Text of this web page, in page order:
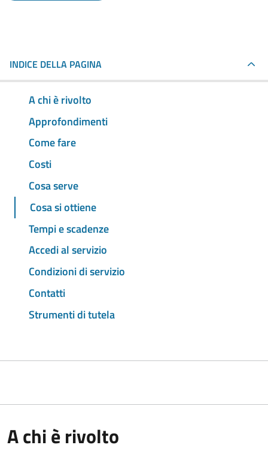
INDICE DELLA PAGINA
A chi è rivolto
Approfondimenti
Come fare
Costi
Cosa serve
Cosa si ottiene
Tempi e scadenze
Accedi al servizio
Condizioni di servizio
Contatti
Strumenti di tutela
A chi è rivolto